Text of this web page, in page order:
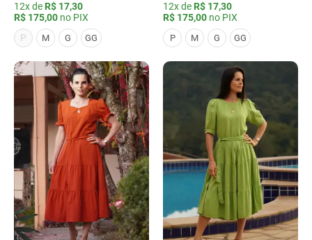
12x de R$ 17,30
R$ 175,00 no PIX
P
M G GG
12x de R$ 17,30
R$ 175,00 no PIX
P M G GG